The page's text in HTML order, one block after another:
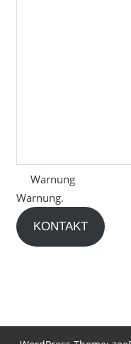
Warnung
Warnung.
KONTAKT